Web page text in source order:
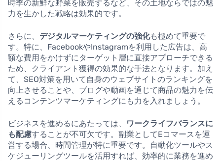
時季の新鮮な野菜を販売するなど、その土地ならではの魅
力を生かした戦略は効果的です。
さらに、 デジタルマーケティングの強化も極めて重要で
す。特に、FacebookやInstagramを利用した広告は、高
額な費用をかけずにターゲット層に直接アプローチできる
ため、クライアント獲得の効果的な手法となります。加え
て、SEO対策を用いて自身のウェブサイトのランキングを
向上させることや、ブログや動画を通じて商品の魅力を伝
えるコンテンツマーケティングにも力を入れましょう。
ビジネスを進めるにあたっては、
ワークライフバランスに
も配慮することが不可欠です。副業としてEコマースを運
営する場合、時間管理が特に重要です。自動化ツールやス
ケジューリングツールを活用すれば、効率的に業務を進め